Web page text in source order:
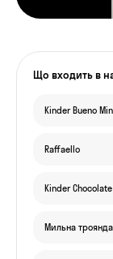
Що входить в
Kinder Bueno
Raffaello
Kinder Chocolate
Мильна